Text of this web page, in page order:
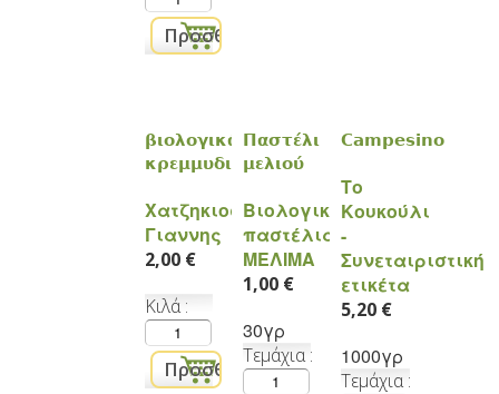
βιολογικά
κρεμμυδια
Χατζηκιοσές
Γιαννης
2,00 €
Κιλά
Παστέλι
μελιού
Βιολογικά
παστέλια
ΜΕΛΙΜΑ
1,00 €
30γρ
Τεμάχια
Campesino
Tο
Κουκούλι
-
Συνεταιριστική
ετικέτα
5,20 €
1000γρ
Τεμάχια